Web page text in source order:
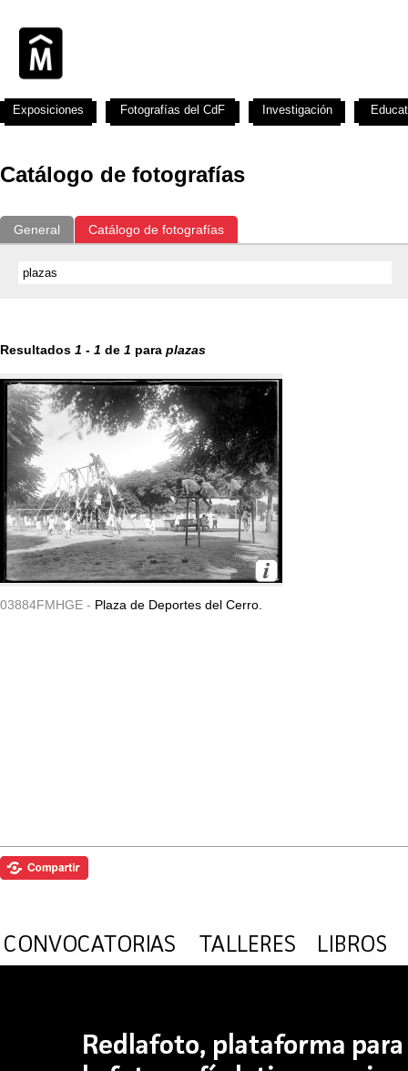
Catálogo de fotografías
General Catálogo de fotografías
Resultados 1 - 1 de 1 para plazas
03884FMHGE - Plaza de Deportes del Cerro.
Exposiciones Fotografías del CdF Investigación